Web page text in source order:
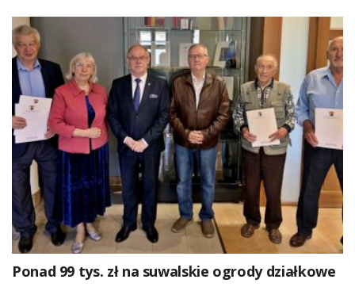
Ponad 99 tys. zł na suwalskie ogrody działkowe